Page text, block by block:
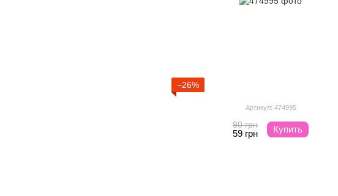
−26%
Артикул: 474995
80 грн
59 грн Купить